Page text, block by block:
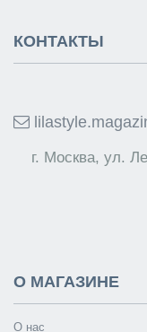
КОНТАКТЫ
г. Москва, ул.
О МАГАЗИНЕ
О нас